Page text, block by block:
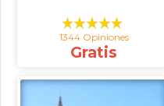
1344 Opiniones
Gratis